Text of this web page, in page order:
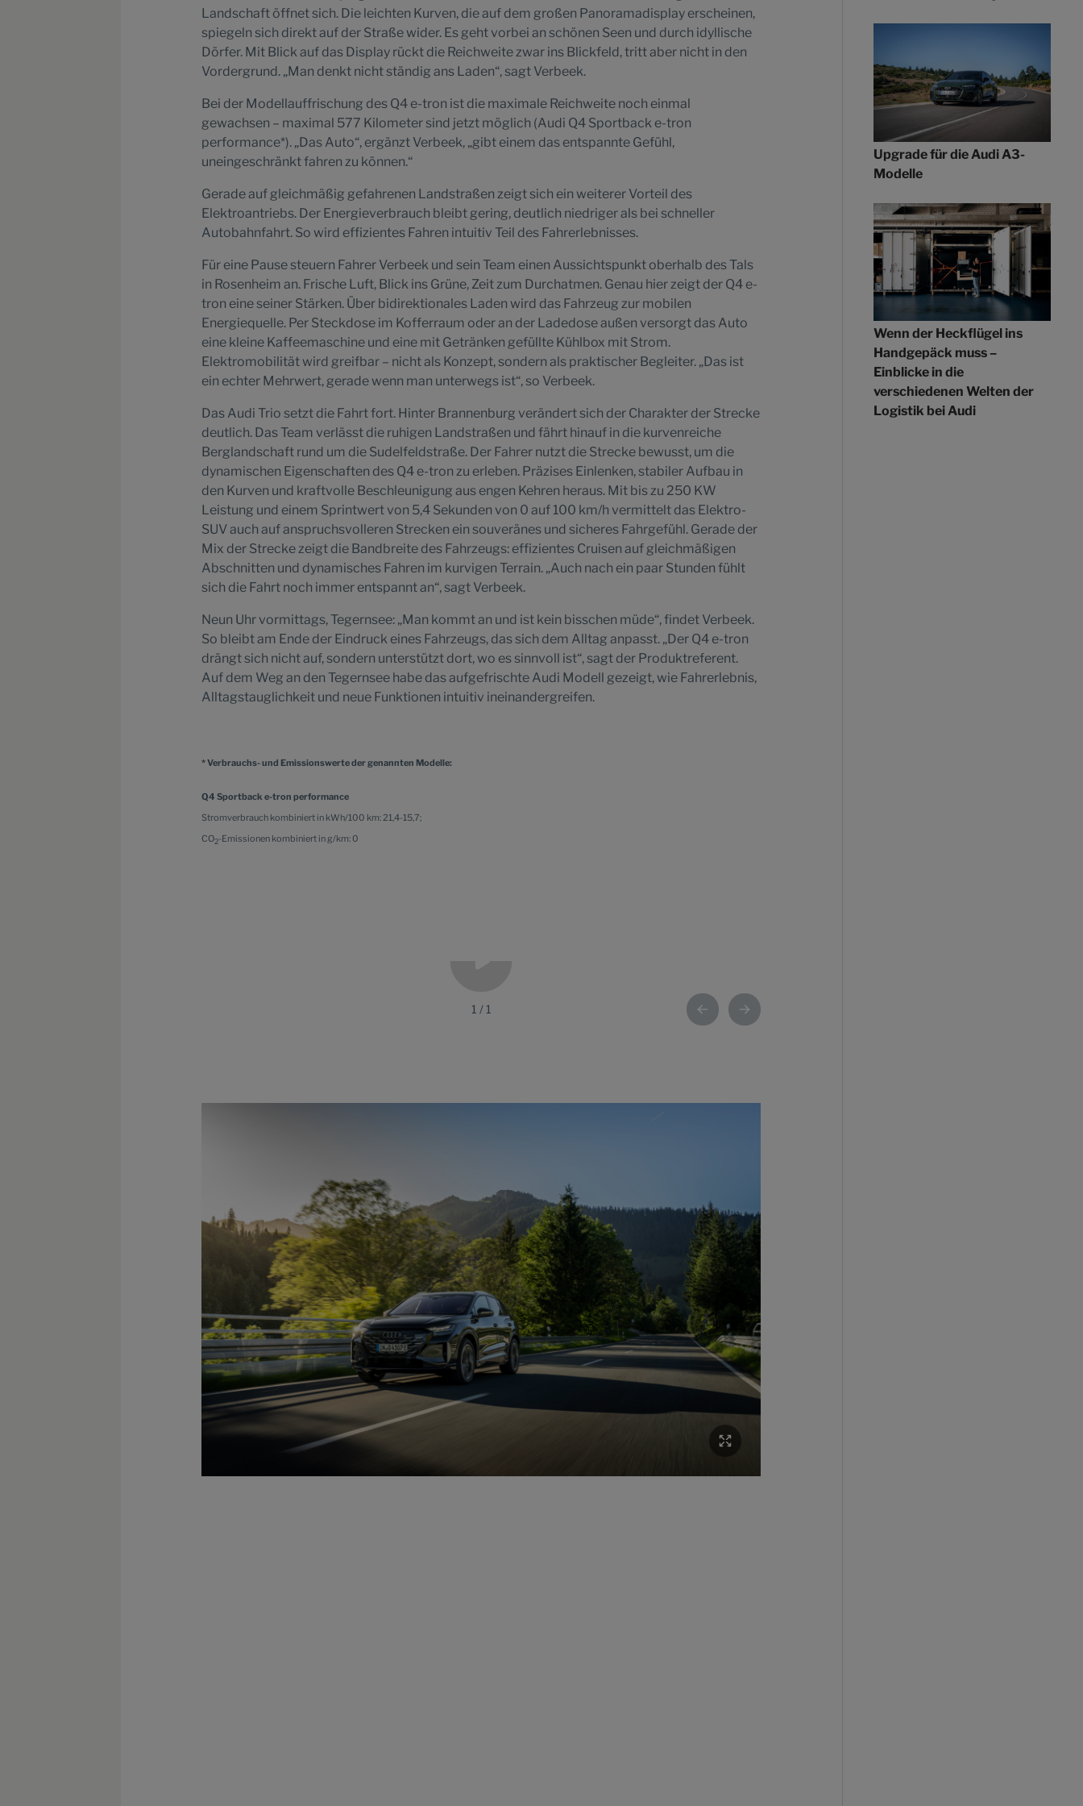
Landschaft öffnet sich. Die leichten Kurven, die auf dem großen Panoramadisplay erscheinen,
spiegeln sich direkt auf der Straße wider. Es geht vorbei an schönen Seen und durch idyllische
Dörfer. Mit Blick auf das Display rückt die Reichweite zwar ins Blickfeld, tritt aber nicht in den
Vordergrund. „Man denkt nicht ständig ans Laden“, sagt Verbeek.
Bei der Modellauffrischung des Q4 e-tron ist die maximale Reichweite noch einmal
gewachsen – maximal 577 Kilometer sind jetzt möglich (Audi Q4 Sportback e-tron
performance*). „Das Auto“, ergänzt Verbeek, „gibt einem das entspannte Gefühl,
uneingeschränkt fahren zu können.“
Gerade auf gleichmäßig gefahrenen Landstraßen zeigt sich ein weiterer Vorteil des
Elektroantriebs. Der Energieverbrauch bleibt gering, deutlich niedriger als bei schneller
Autobahnfahrt. So wird effizientes Fahren intuitiv Teil des Fahrerlebnisses.
Für eine Pause steuern Fahrer Verbeek und sein Team einen Aussichtspunkt oberhalb des Tals
in Rosenheim an. Frische Luft, Blick ins Grüne, Zeit zum Durchatmen. Genau hier zeigt der Q4 e-
tron eine seiner Stärken. Über bidirektionales Laden wird das Fahrzeug zur mobilen
Energiequelle. Per Steckdose im Kofferraum oder an der Ladedose außen versorgt das Auto
eine kleine Kaffeemaschine und eine mit Getränken gefüllte Kühlbox mit Strom.
Elektromobilität wird greifbar – nicht als Konzept, sondern als praktischer Begleiter. „Das ist
ein echter Mehrwert, gerade wenn man unterwegs ist“, so Verbeek.
Das Audi Trio setzt die Fahrt fort. Hinter Brannenburg verändert sich der Charakter der Strecke
deutlich. Das Team verlässt die ruhigen Landstraßen und fährt hinauf in die kurvenreiche
Berglandschaft rund um die Sudelfeldstraße. Der Fahrer nutzt die Strecke bewusst, um die
dynamischen Eigenschaften des Q4 e-tron zu erleben. Präzises Einlenken, stabiler Aufbau in
den Kurven und kraftvolle Beschleunigung aus engen Kehren heraus. Mit bis zu 250 KW
Leistung und einem Sprintwert von 5,4 Sekunden von 0 auf 100 km/h vermittelt das Elektro-
SUV auch auf anspruchsvolleren Strecken ein souveränes und sicheres Fahrgefühl. Gerade der
Mix der Strecke zeigt die Bandbreite des Fahrzeugs: effizientes Cruisen auf gleichmäßigen
Abschnitten und dynamisches Fahren im kurvigen Terrain. „Auch nach ein paar Stunden fühlt
sich die Fahrt noch immer entspannt an“, sagt Verbeek.
Neun Uhr vormittags, Tegernsee: „Man kommt an und ist kein bisschen müde“, findet Verbeek.
So bleibt am Ende der Eindruck eines Fahrzeugs, das sich dem Alltag anpasst. „Der Q4 e-tron
drängt sich nicht auf, sondern unterstützt dort, wo es sinnvoll ist“, sagt der Produktreferent.
Auf dem Weg an den Tegernsee habe das aufgefrischte Audi Modell gezeigt, wie Fahrerlebnis,
Alltagstauglichkeit und neue Funktionen intuitiv ineinandergreifen.
* Verbrauchs- und Emissionswerte der genannten Modelle:
Q4 Sportback e-tron performance
Stromverbrauch kombiniert in kWh/100 km: 21,4-15,7;
CO2-Emissionen kombiniert in g/km: 0
1 / 1
Upgrade für die Audi A3-
Modelle
Wenn der Heckflügel ins
Handgepäck muss –
Einblicke in die
verschiedenen Welten der
Logistik bei Audi